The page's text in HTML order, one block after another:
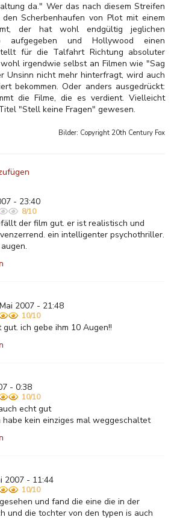
da." Wer das nach diesem Streifen
Scherbenhaufen von Plot mit einem
der hat wohl endgültig jeglichen
aufgegeben und Hollywood einen
für die Talfahrt Richtung absoluter
irgendwie selbst an Filmen wie "Sag
Unsinn nicht mehr hinterfragt, wird auch
bekommen. Oder anders ausgedrückt:
die Filme, die es verdient. Vielleicht
"Stell keine Fragen" gewesen.
Bilder: Copyright 20th Century Fox
- 23:40
8/10
der film gut. er ist realistisch und
ein intelligenter psychothriller.
2007 - 21:48
10/10
ich gebe ihm 10 Augen!!
- 0:38
10/10
echt gut
habe kein einziges mal weggeschaltet
2007 - 11:44
10/10
und fand die eine die in der
und die tochter von den typen is auch